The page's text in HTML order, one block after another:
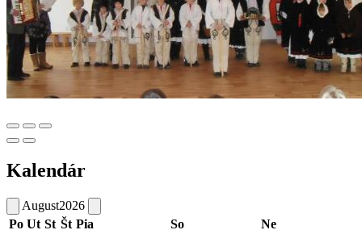
Kalendár
August2026
Po Ut St Št Pia So Ne